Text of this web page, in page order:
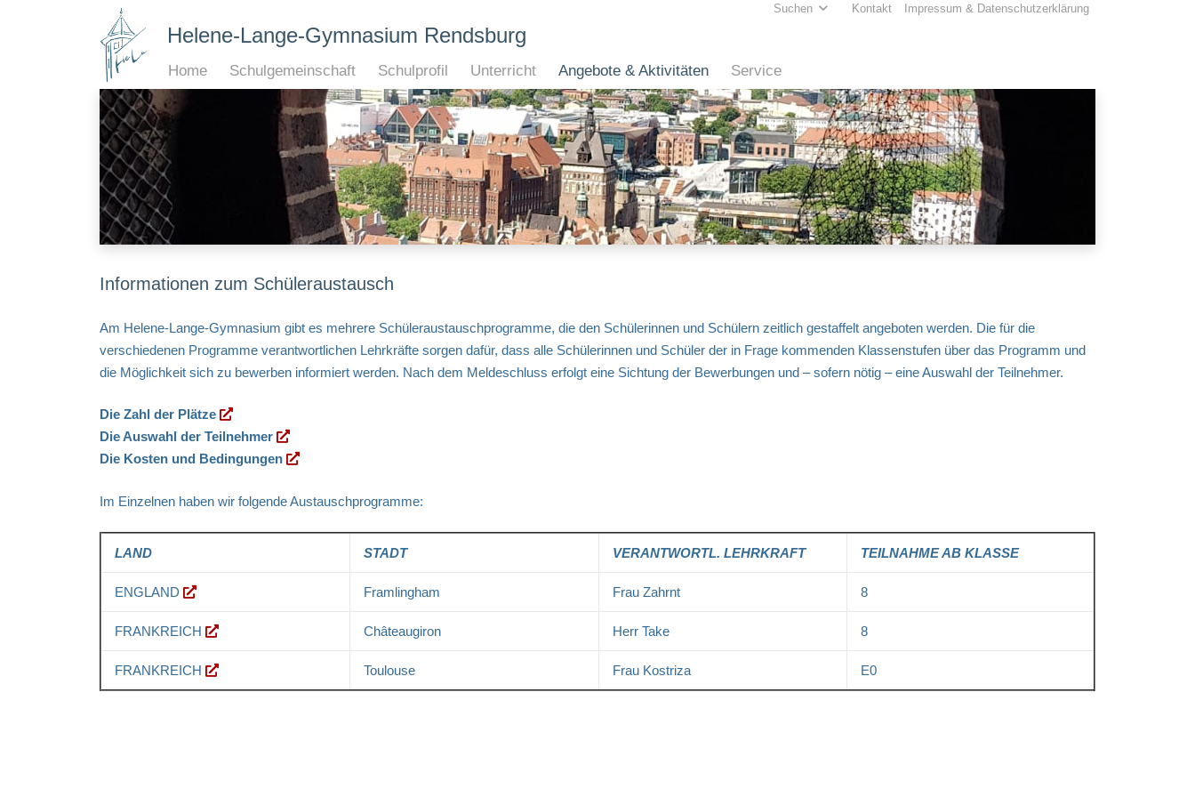
Suchen Kontakt Impressum & Datenschutzerklärung
Helene-Lange-Gymnasium Rendsburg
Home Schulgemeinschaft Schulprofil Unterricht Angebote & Aktivitäten Service
Informationen zum Schüleraustausch
Am Helene-Lange-Gymnasium gibt es mehrere Schüleraustauschprogramme, die den Schülerinnen und Schülern zeitlich gestaffelt angeboten werden. Die für die
verschiedenen Programme verantwortlichen Lehrkräfte sorgen dafür, dass alle Schülerinnen und Schüler der in Frage kommenden Klassenstufen über das Programm und
die Möglichkeit sich zu bewerben informiert werden. Nach dem Meldeschluss erfolgt eine Sichtung der Bewerbungen und – sofern nötig – eine Auswahl der Teilnehmer.
Die Zahl der Plätze
Die Auswahl der Teilnehmer
Die Kosten und Bedingungen
Im Einzelnen haben wir folgende Austauschprogramme:
LAND STADT VERANTWORTL. LEHRKRAFT TEILNAHME AB KLASSE
ENGLAND Framlingham Frau Zahrnt 8
FRANKREICH Châteaugiron Herr Take 8
FRANKREICH Toulouse Frau Kostriza E0